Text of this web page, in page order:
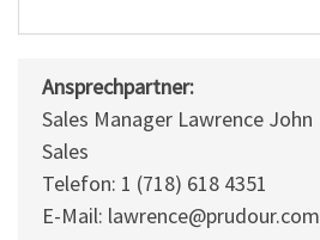
Ansprechpartner:
Sales Manager Lawrence John
Sales
Telefon: 1 (718) 618 4351
E-Mail: lawrence@prudour.com